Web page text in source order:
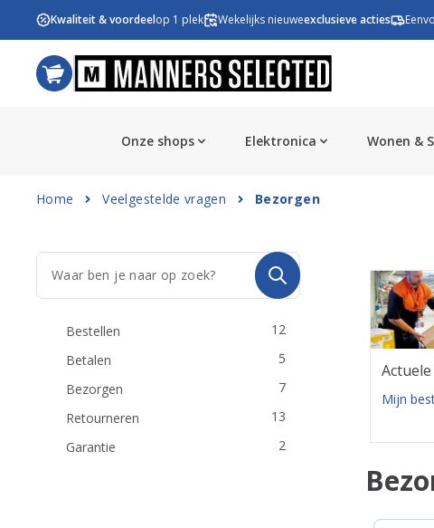
Ga naar de inhoud
Kwaliteit & voordeelop 1 plek Wekelijks nieuweexclusieve acties
Onze shops Elektronica Wonen &
Home Veelgestelde vragen Bezorgen
Bestellen
12
Betalen
5
Bezorgen
7
Retourneren
13
Garantie
2
Mijn